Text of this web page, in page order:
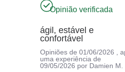
Opinião verificada
ágil, estável e
confortável
Opiniões de01/06/2026 ,
uma experiência de
09/05/2026 por Damien M.